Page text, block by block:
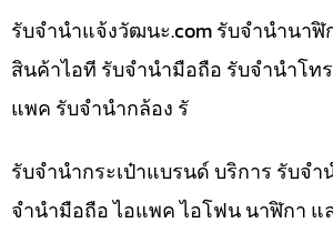
รับจํานําแจ้งวัฒนะ.com รับจำนำนาฬิ
สินค้าไอที รับจำนำมือถือ รับจำนำโท
แพค รับจำนำกล้อง รั
รับจำนำกระเป๋าแบรนด์ บริการ รับจ
จำนำมือถือ ไอแพค ไอโฟน นาฬิกา แ